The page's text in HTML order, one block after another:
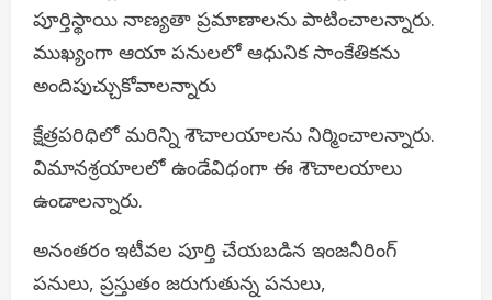
పూర్తిస్థాయి నాణ్యతా ప్రమాణాలను పాటించాలన్నారు.
ముఖ్యంగా ఆయా పనులలో ఆధునిక సాంకేతికను
అందిపుచ్చుకోవాలన్నారు
క్షేత్రపరిధిలో మరిన్ని శౌచాలయాలను నిర్మించాలన్నారు.
విమానశ్రయాలలో ఉండేవిధంగా ఈ శౌచాలయాలు
ఉండాలన్నారు.
అనంతరం ఇటీవల పూర్తి చేయబడిన ఇంజనీరింగ్
పనులు, ప్రస్తుతం జరుగుతున్న పనులు,